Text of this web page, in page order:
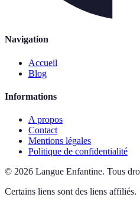
Navigation
Accueil
Blog
Informations
A propos
Contact
Mentions légales
Politique de confidentialité
© 2026 Langue Enfantine. Tous
Certains liens sont des liens affiliés.